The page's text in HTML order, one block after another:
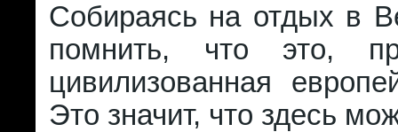
Собираясь на отдых в
помнить, что это,
цивилизованная
Это значит, что здесь